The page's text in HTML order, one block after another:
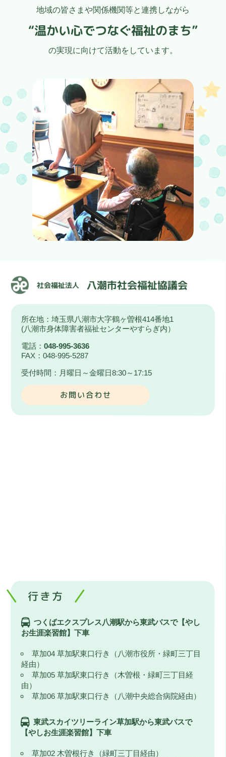
地域の皆さまや関係機関等と連携しながら
“温かい心でつなぐ福祉のまち”
の実現に向けて活動をしています。
所在地：埼玉県八潮市大字鶴ヶ曽根414番地1
(八潮市身体障害者福祉センターやすらぎ内）
電話：048-995-3636
FAX：048-995-5287
受付時間：月曜日～金曜日8:30～17:15
お問い合わせ
行き方
つくばエクスプレス八潮駅から東武バスで【やし
お生涯楽習館】下車
草加04 草加駅東口行き（八潮市役所・緑町三丁目
経由）
草加05 草加駅東口行き（木曽根・緑町三丁目経
由）
草加06 草加駅東口行き（八潮中央総合病院経由）
東武スカイツリーライン草加駅から東武バスで
【やしお生涯楽習館】下車
草加02 木曽根行き（緑町三丁目経由）